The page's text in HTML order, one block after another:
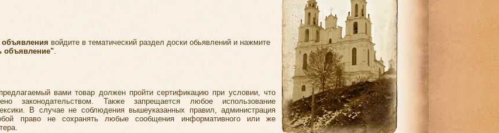
войдите в тематический раздел доски обьявлений и нажмите
объявление"
вами товар должен пройти сертификацию при условии, что
законодательством. Также запрещается любое использование
В случае не соблюдения вышеуказанных правил, администрация
право не сохранять любые сообщения информативного или же